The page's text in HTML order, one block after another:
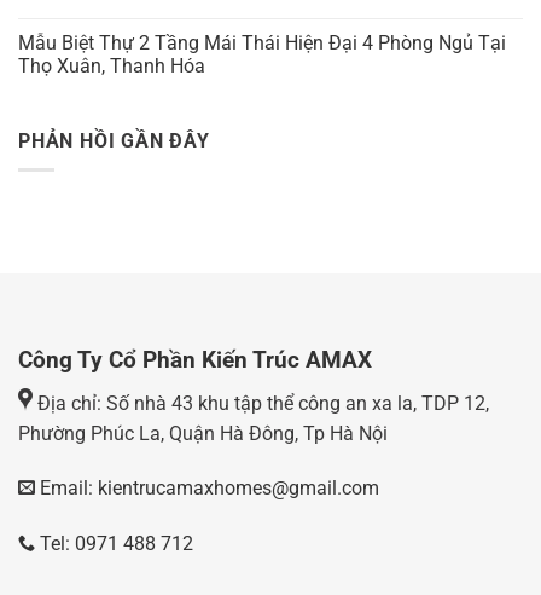
Mẫu Biệt Thự 2 Tầng Mái Thái Hiện Đại 4 Phòng Ngủ Tại
Thọ Xuân, Thanh Hóa
PHẢN HỒI GẦN ĐÂY
Công Ty Cổ Phần Kiến Trúc AMAX
Địa chỉ: Số nhà 43 khu tập thể công an xa la, TDP 12,
Phường Phúc La, Quận Hà Đông, Tp Hà Nội
Email: kientrucamaxhomes@gmail.com
Tel: 0971 488 712